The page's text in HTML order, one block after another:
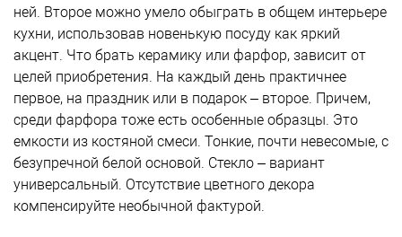
ней. Второе можно умело обыграть в общем интерьере
кухни, использовав новенькую посуду как яркий
акцент. Что брать керамику или фарфор, зависит от
целей приобретения. На каждый день практичнее
первое, на праздник или в подарок – второе. Причем,
среди фарфора тоже есть особенные образцы. Это
емкости из костяной смеси. Тонкие, почти невесомые, с
безупречной белой основой. Стекло – вариант
универсальный. Отсутствие цветного декора
компенсируйте необычной фактурой.